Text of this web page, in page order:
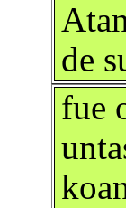
de
fue